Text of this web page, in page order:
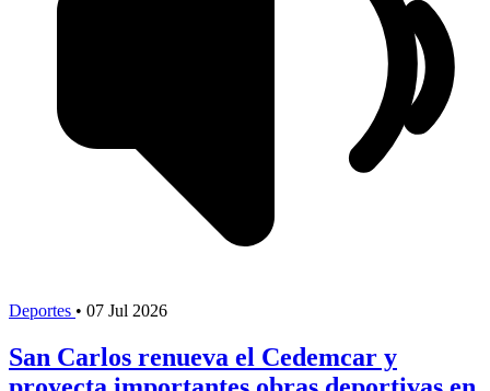
Deportes • 07 Jul 2026
San Carlos renueva el Cedemcar y